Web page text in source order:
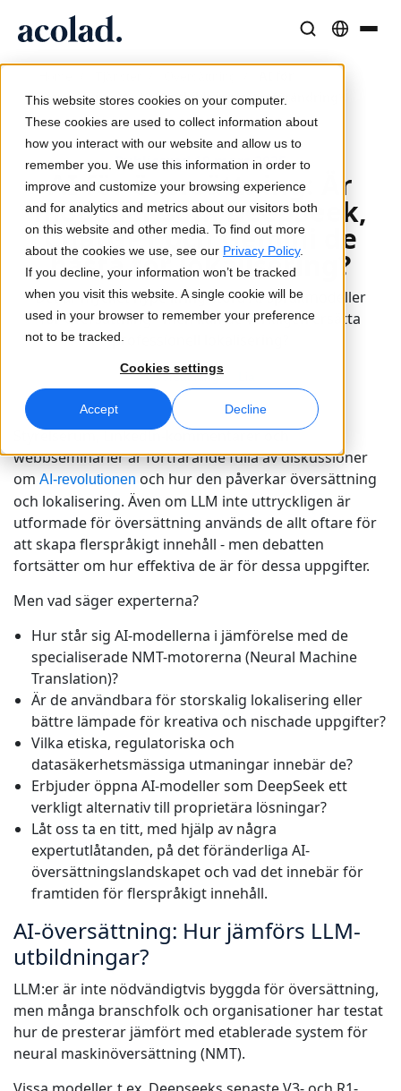
This website stores cookies on your computer.
These cookies are used to collect information about
how you interact with our website and allow us to
remember you. We use this information in order to
improve and customize your browsing experience
and for analytics and metrics about our visitors both
on this website and other media. To find out more
about the cookies we use, see our Privacy Policy.
If you decline, your information won’t be tracked
when you visit this website. A single cookie will be
used in your browser to remember your preference
not to be tracked.
Cookies settings
Accept Decline
Översättning
AI-hastighet, mänsklig precision
Tolkning
Sömlös kommunikation var som helst
Media och underhållning
Ta berättelser till varje skärm
Konsult- och outsourcingtjänster
Nå och konvertera globalt
Transkribering
Gör ljud till handling
Dataservice
Alla lösningar
Lösningar per Bransch
Life Science
Tillverkningsindustri
Finans
Juridik
Offentliga Institutioner
Försvar & Säkerhet
Lia Translate
Omedelbara översättningar i linje med ert varumärke
Anslutning
Arbetsflödesintegration gjord enkel
AI-tolkning
Röstöversättning i realtid
Kvalitetssäkring
Effektiv dubbning i stor skala
AI-datatjänster
Stärk er AI med kvalitetsdata
Meet Lia
Fast, smart and scalable AI translation
Kundcase
Verkliga resultat från våra kunder
Artiklar
Expertperspektiv på globalt innehåll
E-böcker
Fördjupande guider och strategier
Webbinarier on demand
Bemästra AI-driven översättning för globala
Tips för att frigöra effektivitet, skala och kvalitet
Om Acolad
Hållbarhet
Partners
Nyheter
Kontor
Karriär
Bygg din framtid tillsammans med oss
Bli en del av vårt globala nätverk
översättning: Är LLM-utbildningen en förändring?
Publicerad 19 mars 2025
AI för översättning: Är
modeller som DeepSeek,
ChatGPT och Gemini de
bästa för lokalisering?
Det är mycket hype kring stora AI-språkmodeller
för översättning - men kan de verkligen ersätta
professionell lokalisering?
Översättning
Styrelserum, LinkedIn-kommentarer och
webbseminarier är fortfarande fulla av diskussioner
om AI-revolutionen och hur den påverkar översättning
och lokalisering. Även om LLM inte uttryckligen är
utformade för översättning används de allt oftare för
att skapa flerspråkigt innehåll - men debatten
fortsätter om hur effektiva de är för dessa uppgifter.
Men vad säger experterna?
Hur står sig AI-modellerna i jämförelse med de
specialiserade NMT-motorerna (Neural Machine
Translation)?
Är de användbara för storskalig lokalisering eller
bättre lämpade för kreativa och nischade uppgifter?
Vilka etiska, regulatoriska och
datasäkerhetsmässiga utmaningar innebär de?
Erbjuder öppna AI-modeller som DeepSeek ett
verkligt alternativ till proprietära lösningar?
Låt oss ta en titt, med hjälp av några
expertutlåtanden, på det föränderliga AI-
översättningslandskapet och vad det innebär för
framtiden för flerspråkigt innehåll.
AI-översättning: Hur jämförs LLM-
utbildningar?
LLM:er är inte nödvändigtvis byggda för översättning,
men många branschfolk och organisationer har testat
hur de presterar jämfört med etablerade system för
neural maskinöversättning (NMT).